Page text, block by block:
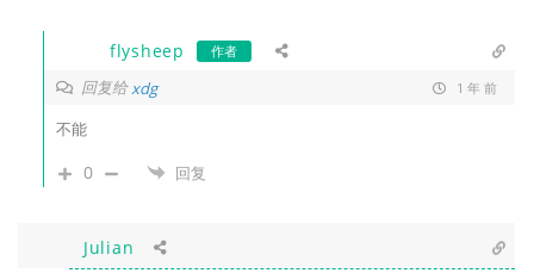
flysheep 作者
回复给xdg 1 年 前
不能
0 回复
Julian